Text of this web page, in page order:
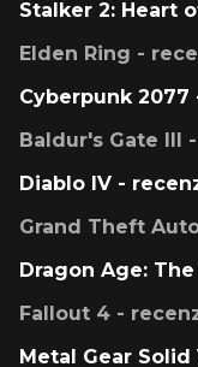
Stalker 2: Heart
Elden Ring -
Cyberpunk 2077
Baldur's Gate III
Diablo IV -
Grand Theft
Dragon Age:
Fallout 4 -
Metal Gear